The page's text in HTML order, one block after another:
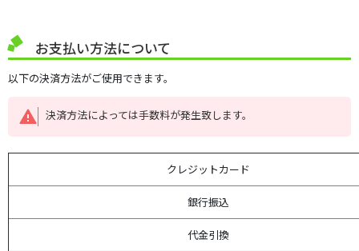
お支払い方法について
以下の決済方法がご使用できます。
決済方法によっては手数料が発生致します。
クレジットカード
銀行振込
代金引換